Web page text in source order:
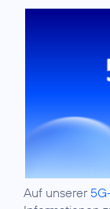
Auf unserer